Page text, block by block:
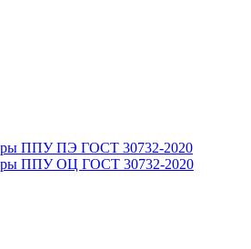
ППУ ПЭ ГОСТ 30732-2020
ППУ ОЦ ГОСТ 30732-2020